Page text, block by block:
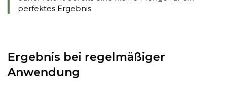
perfektes Ergebnis.
Ergebnis bei regelmäßiger
Anwendung